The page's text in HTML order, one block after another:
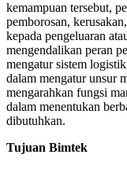
kemampuan tersebut,
pemborosan,
kepada pengeluaran
mengendalikan peran
mengatur sistem
dalam mengatur unsur
mengarahkan fungsi
dalam menentukan
dibutuhkan.
Tujuan Bimtek